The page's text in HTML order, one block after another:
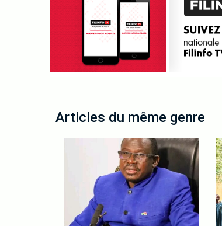
Articles du même genre